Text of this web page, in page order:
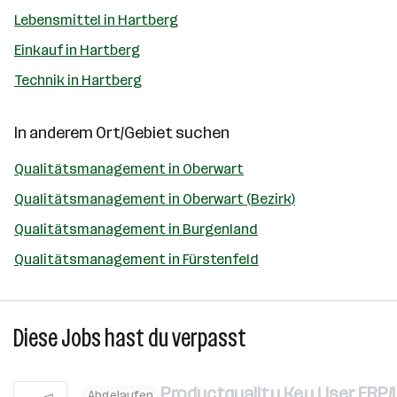
Lebensmittel in Hartberg
Einkauf in Hartberg
Technik in Hartberg
In anderem Ort/Gebiet suchen
Qualitätsmanagement in Oberwart
Qualitätsmanagement in Oberwart (Bezirk)
Qualitätsmanagement in Burgenland
Qualitätsmanagement in Fürstenfeld
Diese Jobs hast du verpasst